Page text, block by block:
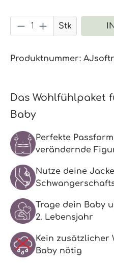
Produkt Anzahl:
Stk
Produktnummer:
Das Wohlfühlpaket
Baby
Perfekte
verändernde
Nutze deine
Trage dein Baby
2. Lebensjahr
Kein zusätzlicher
Baby nötig